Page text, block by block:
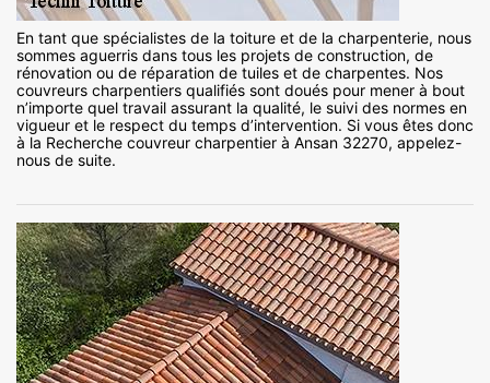
En tant que spécialistes de la toiture et de la charpenterie, nous
sommes aguerris dans tous les projets de construction, de
rénovation ou de réparation de tuiles et de charpentes. Nos
couvreurs charpentiers qualifiés sont doués pour mener à bout
n’importe quel travail assurant la qualité, le suivi des normes en
vigueur et le respect du temps d’intervention. Si vous êtes donc
à la Recherche couvreur charpentier à Ansan 32270, appelez-
nous de suite.